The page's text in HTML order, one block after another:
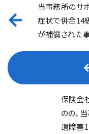
当事務所のサ
症状で併合14
が補償された
保険会
のの、
遺障害